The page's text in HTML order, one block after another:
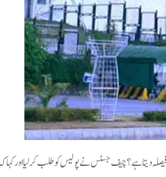
فیصلہ دیتا ہے؟ چیف جسٹس نے پولیس کو طلب کرلیا اور